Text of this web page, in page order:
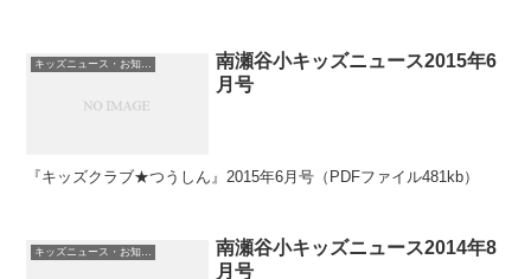
キッズニュース・お知らせ
南瀬谷小キッズニュース2015年6
月号
『キッズクラブ★つうしん』2015年6月号（PDFファイル481kb）
南瀬谷小キッズニュース2014年8
月号